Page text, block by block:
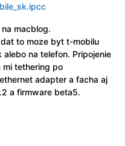
macblog.
to moze byt t-mobilu
na telefon. Pripojenie
tethering po
adapter a facha aj
a firmware beta5.